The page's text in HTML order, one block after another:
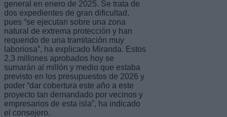
general en enero de 2025. Se trata de
dos expedientes de gran dificultad,
pues “se ejecutan sobre una zona
natural de extrema protección y han
requerido de una tramitación muy
laboriosa”, ha explicado Miranda. Estos
2,3 millones aprobados hoy se
sumarán al millón y medio que estaba
previsto en los presupuestos de 2026 y
poder “dar cobertura este año a este
proyecto tan demandado por vecinos y
empresarios de esta isla”, ha indicado
el consejero.